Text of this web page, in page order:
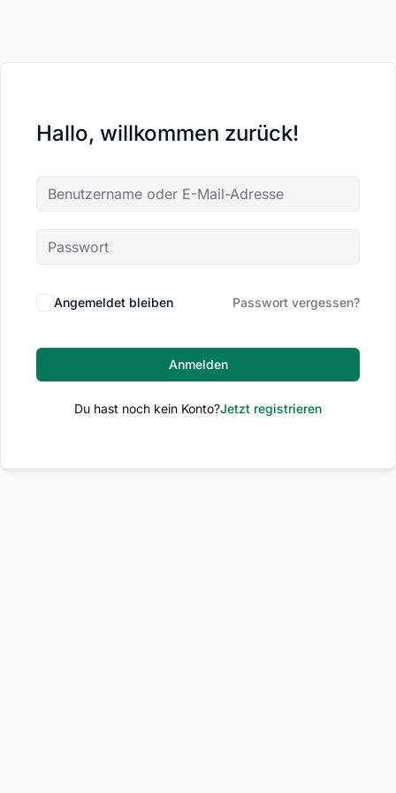
Hallo, willkommen zurück!
Angemeldet bleiben Passwort vergessen?
Anmelden
Du hast noch kein Konto?Jetzt registrieren